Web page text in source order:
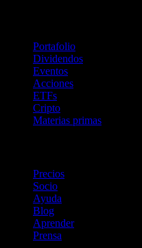
Portafolio
Dividendos
Eventos
Acciones
ETFs
Cripto
Materias primas
Precios
Socio
Ayuda
Blog
Aprender
Prensa